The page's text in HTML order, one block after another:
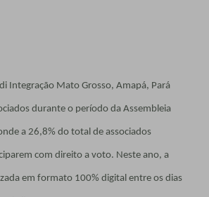
Integração Mato Grosso, Amapá, Pará
durante o período da Assembleia
a 26,8% do total de associados
com direito a voto. Neste ano, a
em formato 100% digital entre os dias